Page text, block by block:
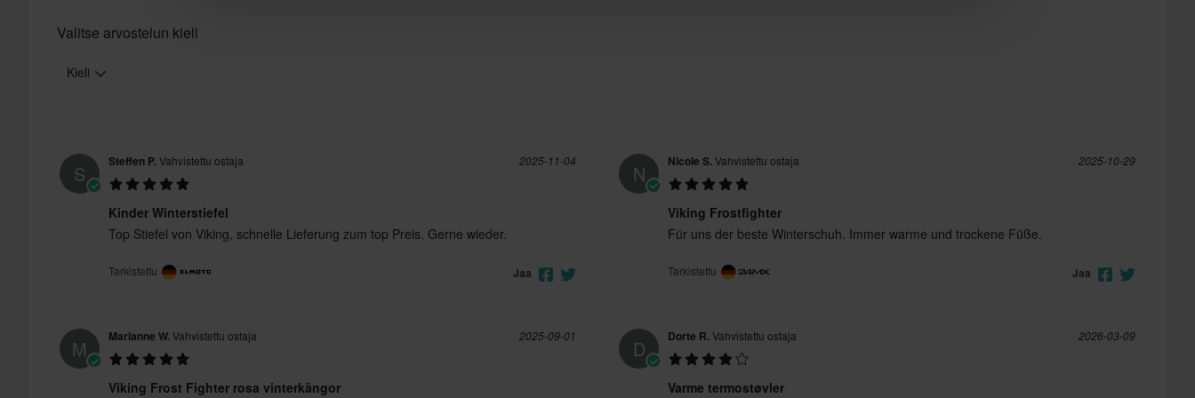
34
315 x 370 x 110 mm
Valitse arvostelun kieli
Kieli
S Steffen P.Vahvistettu ostaja 2025-11-04
Kinder Winterstiefel
Top Stiefel von Viking, schnelle Lieferung zum top Preis. Gerne wieder.
Tarkistettu Jaa
N Nicole S.Vahvistettu ostaja 2025-10-29
Viking Frostfighter
Für uns der beste Winterschuh. Immer warme und trockene Füße.
Tarkistettu Jaa
M Marianne W.Vahvistettu ostaja 2025-09-01
Viking Frost Fighter rosa vinterkängor
D Dorte R.Vahvistettu ostaja 2026-03-09
Varme termostøvler